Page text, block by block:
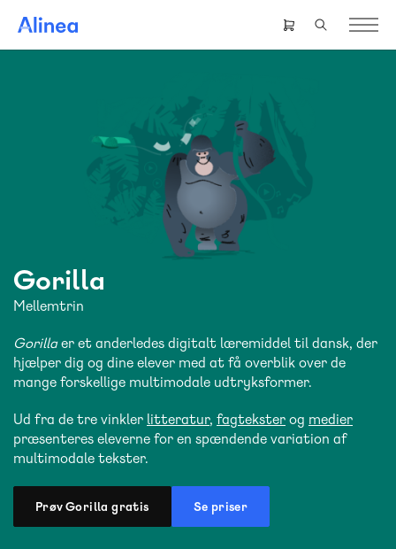
hovedindhold
Header
right
Gorilla
Mellemtrin
Gorillaer et anderledes digitalt læremiddel til dansk, der
hjælper dig og dine elever med at få overblik over de
mange forskellige multimodale udtryksformer.
Ud fra de tre vinkler litteratur, fagteksterog medier
præsenteres eleverne for en spændende variation af
multimodale tekster.
Prøv Gorilla gratis Se priser